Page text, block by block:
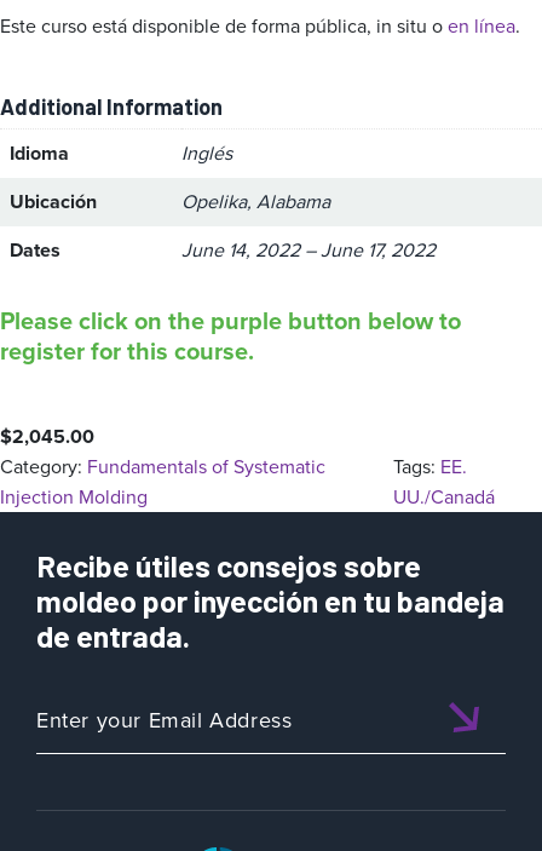
Este curso está disponible de forma pública, in situ oen línea.
Additional Information
Idioma
Inglés
Ubicación
Opelika, Alabama
Dates
June 14, 2022 – June 17, 2022
Please click on the purple button below to
register for this course.
$2,045.00
Category: Fundamentals of Systematic
Injection Molding
Tags: EE.
UU./Canadá
Recibe útiles consejos sobre
moldeo por inyección en tu bandeja
de entrada.